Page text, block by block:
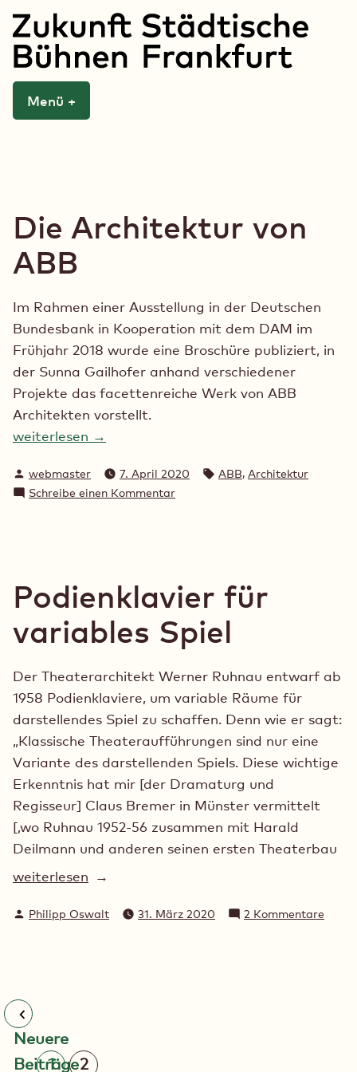
Zum
Inhalt
springen
Zukunft Städtische
Menü +
Die Architektur von
ABB
Im Rahmen einer Ausstellung in der Deutschen
Bundesbank in Kooperation mit dem DAM im
Frühjahr 2018 wurde eine Broschüre publiziert, in
der Sunna Gailhofer anhand verschiedener
Projekte das facettenreiche Werk von ABB
Architekten vorstellt.
weiterlesen →
Verfasst
von
webmaster 7. April 2020 Schlagwörter:
ABB, Architektur
Schreibe einen Kommentarzu
Podienklavier für
variables Spiel
Der Theaterarchitekt Werner Ruhnau entwarf ab
1958 Podienklaviere, um variable Räume für
darstellendes Spiel zu schaffen. Denn wie er sagt:
„Klassische Theateraufführungen sind nur eine
Variante des darstellenden Spiels. Diese wichtige
Erkenntnis hat mir [der Dramaturg und
Regisseur] Claus Bremer in Münster vermittelt
[,wo Ruhnau 1952-56 zusammen mit Harald
Deilmann und anderen seinen ersten Theaterbau
„Podienklavier
variables
weiterlesen
Verfasst
Philipp Oswalt 31. März 2020 2 Kommentarezu
Seitennummerierung
der
Neuere
Beiträge
1 2